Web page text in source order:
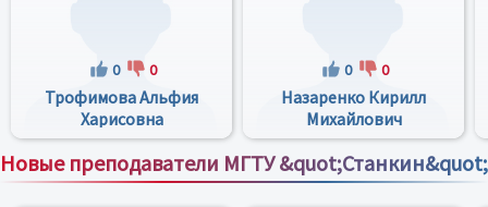
0 0
Трофимова Альфия
Харисовна
0 0
Назаренко Кирилл
Михайлович
Новые преподаватели МГТУ &quot;Станкин&quot;
Все преподаватели